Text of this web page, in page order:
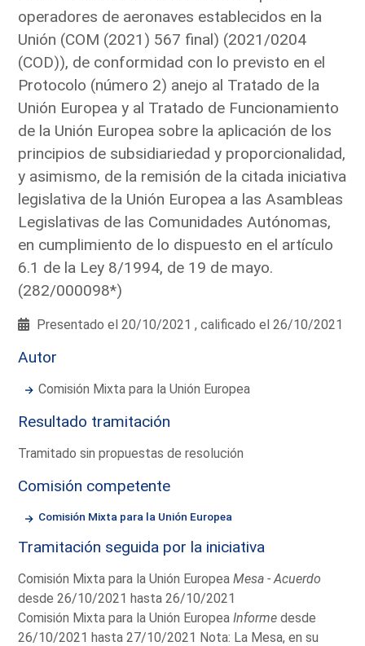
operadores de aeronaves establecidos en la
Unión (COM (2021) 567 final) (2021/0204
(COD)), de conformidad con lo previsto en el
Protocolo (número 2) anejo al Tratado de la
Unión Europea y al Tratado de Funcionamiento
de la Unión Europea sobre la aplicación de los
principios de subsidiariedad y proporcionalidad,
y asimismo, de la remisión de la citada iniciativa
legislativa de la Unión Europea a las Asambleas
Legislativas de las Comunidades Autónomas,
en cumplimiento de lo dispuesto en el artículo
6.1 de la Ley 8/1994, de 19 de mayo.
(282/000098*)
Presentado el 20/10/2021 , calificado el 26/10/2021
Autor
Comisión Mixta para la Unión Europea
Resultado tramitación
Tramitado sin propuestas de resolución
Comisión competente
Comisión Mixta para la Unión Europea
Tramitación seguida por la iniciativa
Comisión Mixta para la Unión EuropeaMesa - Acuerdo
desde 26/10/2021 hasta 26/10/2021
Comisión Mixta para la Unión EuropeaInforme desde
26/10/2021 hasta 27/10/2021 Nota: La Mesa, en su